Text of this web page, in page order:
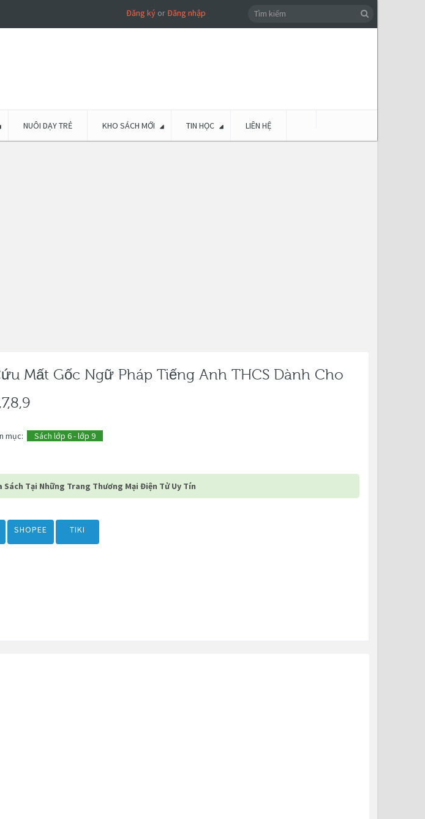
Đăng kýorĐăng nhập
NUÔI DẠY TRẺ KHO SÁCH MỚI TIN HỌC LIÊN HỆ
Mất Gốc Ngữ Pháp Tiếng Anh THCS Dành Cho
mục: Sách lớp 6 - lớp 9
Sách Tại Những Trang Thương Mại Điện Tử Uy Tín
SHOPEE TIKI